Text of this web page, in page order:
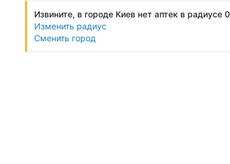
Извините, в городе Киев нет аптек в радиусе
Изменить радиус
Сменить город